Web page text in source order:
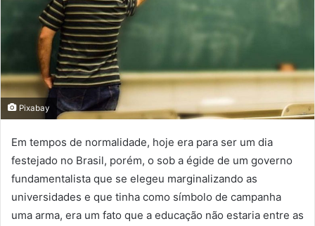
Pixabay
Em tempos de normalidade, hoje era para ser um dia
festejado no Brasil, porém, o sob a égide de um governo
fundamentalista que se elegeu marginalizando as
universidades e que tinha como símbolo de campanha
uma arma, era um fato que a educação não estaria entre as